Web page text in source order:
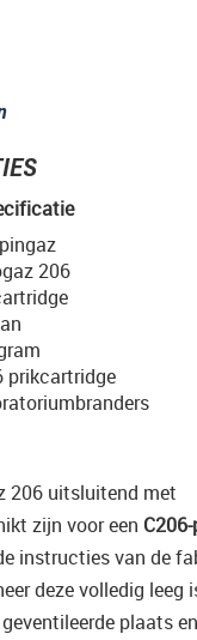
206
prikcartridge
206 uitsluitend met
zijn voor een
instructies van de
deze volledig leeg
plaats